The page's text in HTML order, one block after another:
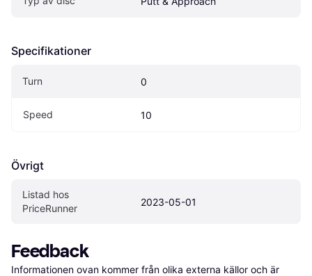
Specifikationer
Turn 0
Speed 10
Övrigt
Listad hos
PriceRunner
2023-05-01
Feedback
Informationen ovan kommer från olika externa källor och är